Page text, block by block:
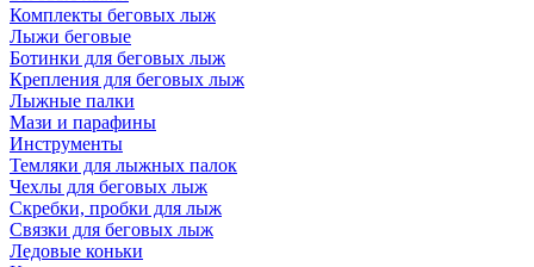
Комплекты беговых лыж
Лыжи беговые
Ботинки для беговых лыж
Крепления для беговых лыж
Лыжные палки
Мази и парафины
Инструменты
Темляки для лыжных палок
Чехлы для беговых лыж
Скребки, пробки для лыж
Связки для беговых лыж
Ледовые коньки